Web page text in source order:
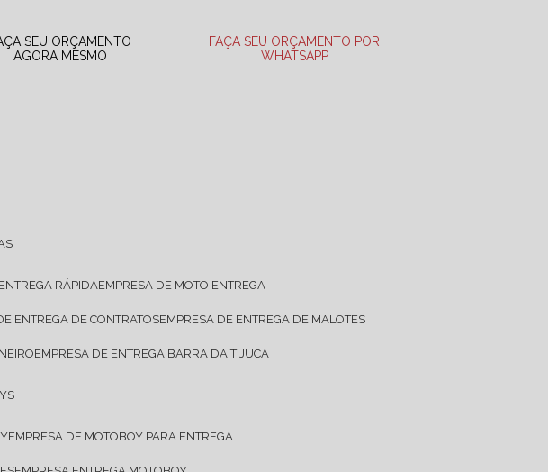
SEU ORÇAMENTO
AGORA MESMO
FAÇA SEU ORÇAMENTO POR
WHATSAPP
ENTREGA RÁPIDA EMPRESA DE MOTO ENTREGA
ENTREGA DE CONTRATOS EMPRESA DE ENTREGA DE MALOTES
EMPRESA DE ENTREGA BARRA DA TIJUCA
EMPRESA DE MOTOBOY PARA ENTREGA